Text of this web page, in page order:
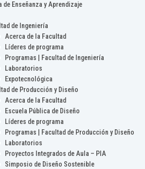
Enseñanza y Aprendizaje
de Ingeniería
Acerca de la Facultad
Líderes de programa
Programas | Facultad de Ingeniería
Laboratorios
Expotecnológica
de Producción y Diseño
Acerca de la Facultad
Escuela Pública de Diseño
Líderes de programa
Programas | Facultad de Producción y Diseño
Laboratorios
Proyectos Integrados de Aula – PIA
Simposio de Diseño Sostenible